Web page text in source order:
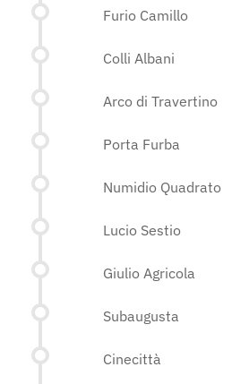
Furio Camillo
Colli Albani
Arco di Travertino
Porta Furba
Numidio Quadrato
Lucio Sestio
Giulio Agricola
Subaugusta
Cinecittà